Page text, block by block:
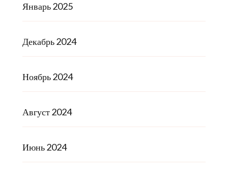
Январь 2025
Декабрь 2024
Ноябрь 2024
Август 2024
Июнь 2024